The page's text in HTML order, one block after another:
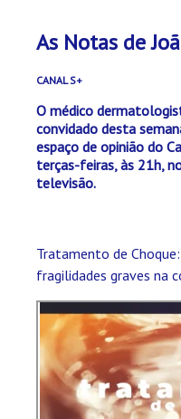
As Notas de
CANAL S+
O médico
convidado desta
espaço de opinião do
terças-feiras, às 21h,
televisão.
Tratamento de
fragilidades graves na